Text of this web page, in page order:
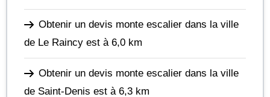
Obtenir un devis monte escalier dans la ville
de Le Raincy est à 6,0 km
Obtenir un devis monte escalier dans la ville
de Saint-Denis est à 6,3 km